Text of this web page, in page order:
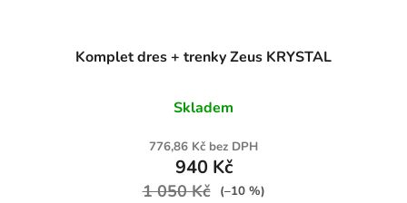
Komplet dres + trenky Zeus KRYSTAL
Skladem
776,86 Kč bez DPH
940 Kč
1 050 Kč (–10 %)